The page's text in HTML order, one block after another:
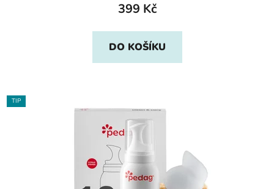
399 Kč
DO KOŠÍKU
TIP